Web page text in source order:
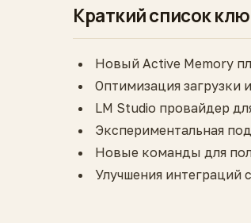
Краткий список
Новый Active Memory
Оптимизация загрузки
LM Studio провайдер
Экспериментальная
Новые команды для
Улучшения интеграций